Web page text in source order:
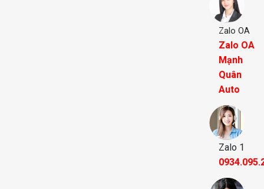
Zalo OA
Zalo OA
Mạnh
Quân
Auto
Zalo 1